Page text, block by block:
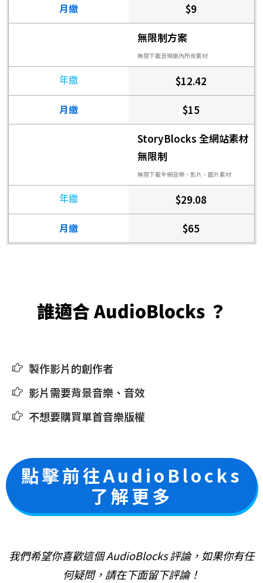
​$9
​無限制方案
​無限下載音樂庫內所有素材
​$12.42
​$15
​StoryBlocks 全網站素材
無限制
​無限下載全網音樂、影片、圖片素材
​$29.08
​$65
誰適合 ​AudioBlocks ？
​製作影片的創作者​
影片需要背景音樂、音效​
​​不想要購買單首音樂版權
​點擊前往AudioBlocks
了解更多
我們希望你喜歡這個 AudioBlocks 評論，如果你有任
何疑問，請在下面留下評論！